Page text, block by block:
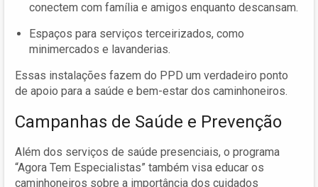
conectem com família e amigos enquanto descansam.
Espaços para serviços terceirizados, como
minimercados e lavanderias.
Essas instalações fazem do PPD um verdadeiro ponto
de apoio para a saúde e bem-estar dos caminhoneiros.
Campanhas de Saúde e Prevenção
Além dos serviços de saúde presenciais, o programa
“Agora Tem Especialistas” também visa educar os
caminhoneiros sobre a importância dos cuidados